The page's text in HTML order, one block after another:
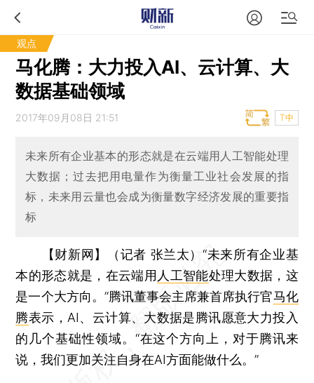
观点
马化腾：大力投入AI、云计算、大
数据基础领域
2017年09月08日 21:51 T中
未来所有企业基本的形态就是在云端用人工智能处理
大数据；过去把用电量作为衡量工业社会发展的指
标，未来用云量也会成为衡量数字经济发展的重要指
标
【财新网】（记者 张兰太）“未来所有企业基
本的形态就是，在云端用 人工智能处理大数据，这
是一个大方向。”腾讯董事会主席兼首席执行官马化
腾表示，AI、云计算、大数据是腾讯愿意大力投入
的几个基础性领域。“在这个方向上，对于腾讯来
说，我们更加关注自身在AI方面能做什么。”